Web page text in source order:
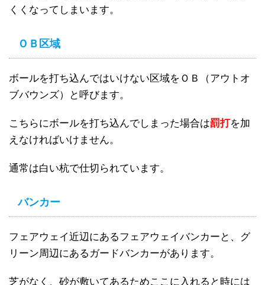
くくなってしまいます。
ＯＢ区域
ボールを打ち込んではいけない区域をＯＢ（アウトオ
ブバウンズ）と呼びます。
こちらにボールを打ち込んでしまった場合は罰打を加
えなければいけません。
通常は白い杭で仕切られています。
バンカー
フェアウェイ近辺にあるフェアウェイバンカーと、グ
リーン周辺にあるガードバンカーがあります。
芝がなく、砂が敷いてあるためここに入れると時には